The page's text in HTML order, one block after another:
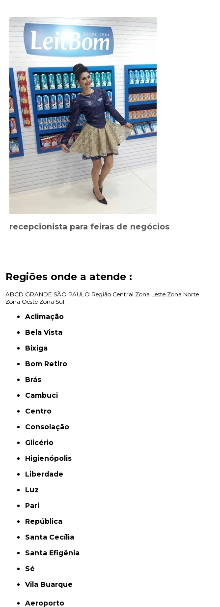
recepcionista para feiras de negócios
Regiões onde a atende :
ABCD GRANDE SÃO PAULO Região Central Zona Leste Zona Norte
Zona Oeste Zona Sul
Aclimação
Bela Vista
Bixiga
Bom Retiro
Brás
Cambuci
Centro
Consolação
Glicério
Higienópolis
Liberdade
Luz
Pari
República
Santa Cecília
Santa Efigênia
Sé
Vila Buarque
Aeroporto